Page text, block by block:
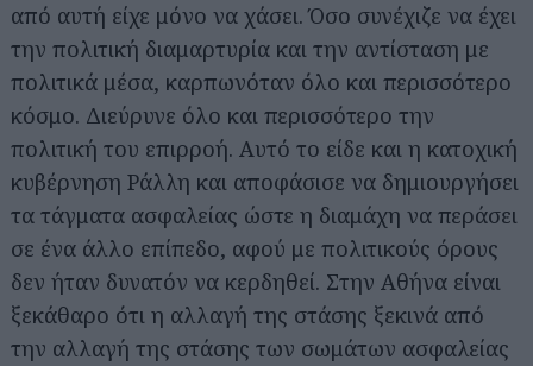
από αυτή είχε μόνο να χάσει. Όσο συνέχιζε να έχει
την πολιτική διαμαρτυρία και την αντίσταση με
πολιτικά μέσα, καρπωνόταν όλο και περισσότερο
κόσμο. Διεύρυνε όλο και περισσότερο την
πολιτική του επιρροή. Αυτό το είδε και η κατοχική
κυβέρνηση Ράλλη και αποφάσισε να δημιουργήσει
τα τάγματα ασφαλείας ώστε η διαμάχη να περάσει
σε ένα άλλο επίπεδο, αφού με πολιτικούς όρους
δεν ήταν δυνατόν να κερδηθεί. Στην Αθήνα είναι
ξεκάθαρο ότι η αλλαγή της στάσης ξεκινά από
την αλλαγή της στάσης των σωμάτων ασφαλείας